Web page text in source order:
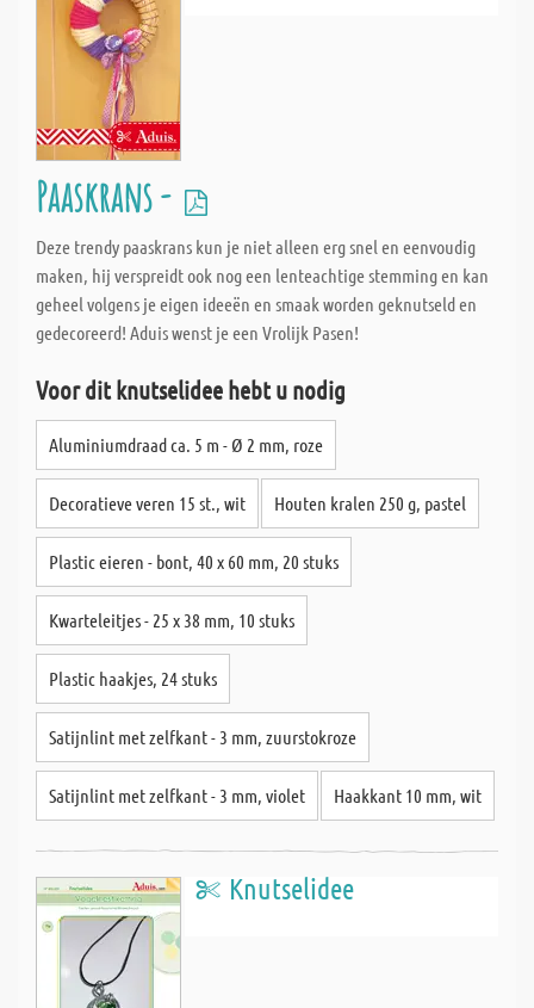
Paaskrans -
Deze trendy paaskrans kun je niet alleen erg snel en eenvoudig
maken, hij verspreidt ook nog een lenteachtige stemming en kan
geheel volgens je eigen ideeën en smaak worden geknutseld en
gedecoreerd! Aduis wenst je een Vrolijk Pasen!
Voor dit knutselidee hebt u nodig
Aluminiumdraad ca. 5 m - Ø 2 mm, roze
Decoratieve veren 15 st., wit Houten kralen 250 g, pastel
Plastic eieren - bont, 40 x 60 mm, 20 stuks
Kwarteleitjes - 25 x 38 mm, 10 stuks
Plastic haakjes, 24 stuks
Satijnlint met zelfkant - 3 mm, zuurstokroze
Satijnlint met zelfkant - 3 mm, violet Haakkant 10 mm, wit
Knutselidee